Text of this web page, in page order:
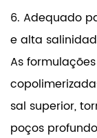
6. Adequado
e alta
As
sal superior,
poços